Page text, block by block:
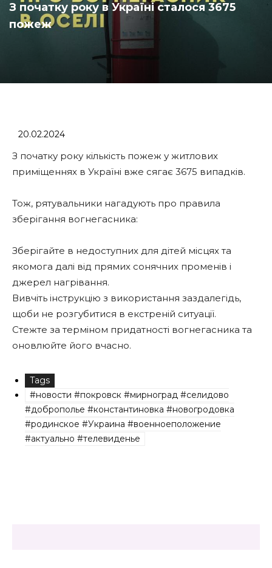
З початку року в Україні сталося 3675
пожеж
20.02.2024
З початку року кількість пожеж у житлових
приміщеннях в Україні вже сягає 3675 випадків.
Тож, рятувальники нагадують про правила
зберігання вогнегасника:
Зберігайте в недоступних для дітей місцях та
якомога далі від прямих сонячних променів і
джерел нагрівання.
Вивчіть інструкцію з використання заздалегідь,
щоби не розгубитися в екстреній ситуації.
Стежте за терміном придатності вогнегасника та
оновлюйте його вчасно.
Tags
#новости #покровск #мирноград #селидово
#доброполье #константиновка #новогродовка
#родинское #Украина #военноеположение
#актуально #телевиденье